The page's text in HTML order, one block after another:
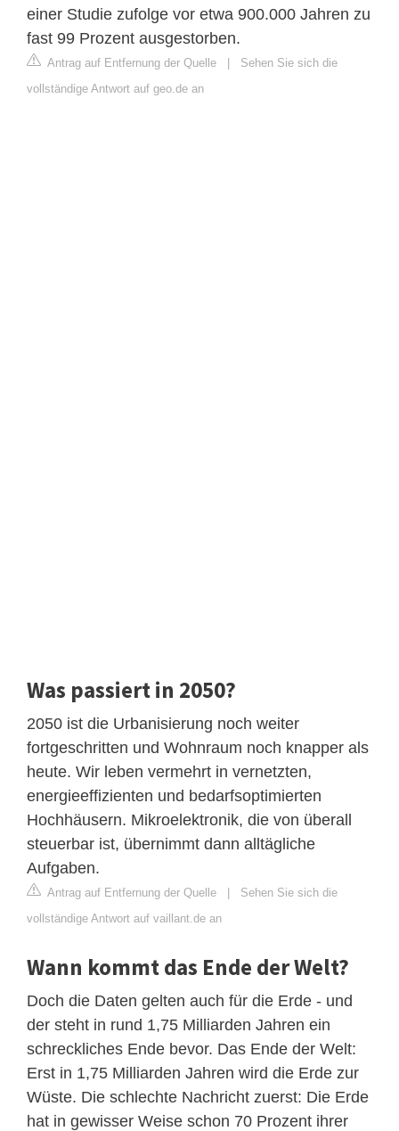
einer Studie zufolge vor etwa 900.000 Jahren zu
fast 99 Prozent ausgestorben.
Antrag auf Entfernung der Quelle | Sehen Sie sich die
vollständige Antwort auf geo.de an
Was passiert in 2050?
2050 ist die Urbanisierung noch weiter
fortgeschritten und Wohnraum noch knapper als
heute. Wir leben vermehrt in vernetzten,
energieeffizienten und bedarfsoptimierten
Hochhäusern. Mikroelektronik, die von überall
steuerbar ist, übernimmt dann alltägliche
Aufgaben.
Antrag auf Entfernung der Quelle | Sehen Sie sich die
vollständige Antwort auf vaillant.de an
Wann kommt das Ende der Welt?
Doch die Daten gelten auch für die Erde - und
der steht in rund 1,75 Milliarden Jahren ein
schreckliches Ende bevor. Das Ende der Welt:
Erst in 1,75 Milliarden Jahren wird die Erde zur
Wüste. Die schlechte Nachricht zuerst: Die Erde
hat in gewisser Weise schon 70 Prozent ihrer